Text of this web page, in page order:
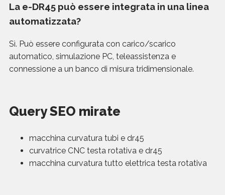
La e-DR45 può essere integrata in una linea
automatizzata?
Sì. Può essere configurata con carico/scarico
automatico, simulazione PC, teleassistenza e
connessione a un banco di misura tridimensionale.
Query SEO mirate
macchina curvatura tubi e dr45
curvatrice CNC testa rotativa e dr45
macchina curvatura tutto elettrica testa rotativa